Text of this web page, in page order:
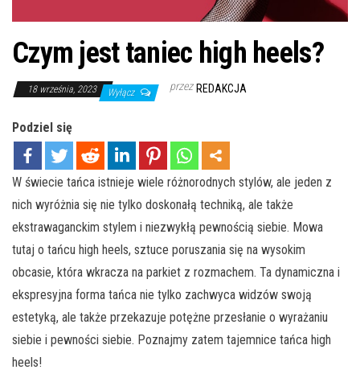
Czym jest taniec high heels?
18 września, 2023 Wyłącz przez REDAKCJA
Podziel się
W świecie tańca istnieje wiele różnorodnych stylów, ale jeden z
nich wyróżnia się nie tylko doskonałą techniką, ale także
ekstrawaganckim stylem i niezwykłą pewnością siebie. Mowa
tutaj o tańcu high heels, sztuce poruszania się na wysokim
obcasie, która wkracza na parkiet z rozmachem. Ta dynamiczna i
ekspresyjna forma tańca nie tylko zachwyca widzów swoją
estetyką, ale także przekazuje potężne przesłanie o wyrażaniu
siebie i pewności siebie. Poznajmy zatem tajemnice tańca high
heels!